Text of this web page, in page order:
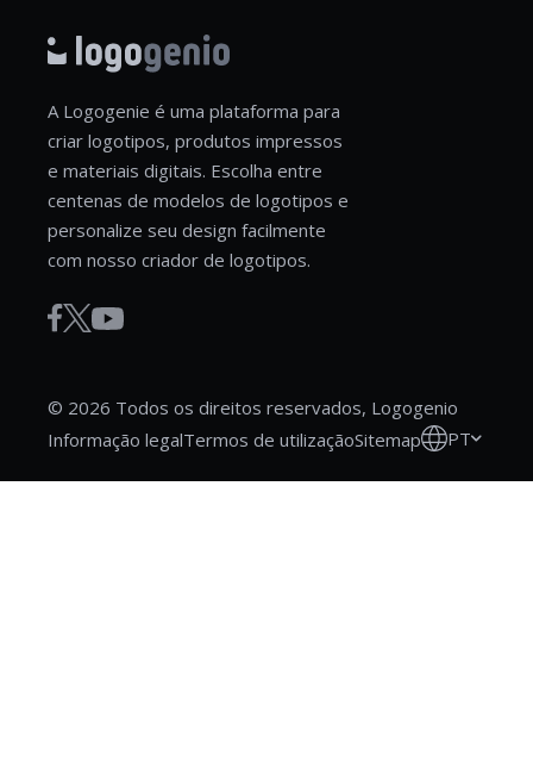
A Logogenie é uma plataforma para
criar logotipos, produtos impressos
e materiais digitais. Escolha entre
centenas de modelos de logotipos e
personalize seu design facilmente
com nosso criador de logotipos.
© 2026 Todos os direitos reservados, Logogenio
Informação legalTermos de utilizaçãoSitemap PT